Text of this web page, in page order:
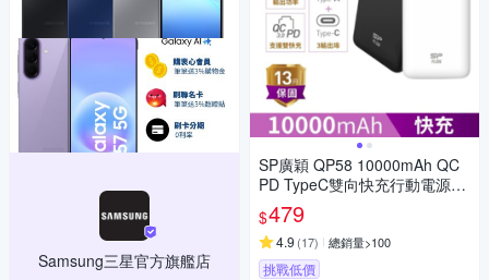
Samsung三星官方旗艦店
SP廣穎 QP58 10000mAh QC
PD TypeC雙向快充行動電源_
具Wh標示
$479
4.9 (17) 總銷量>100
挑戰低價